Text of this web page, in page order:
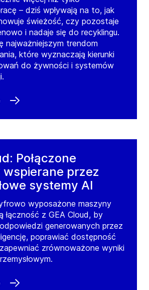
Kingdom
Kent
Court, Watermark, Velum
Kingdom Spalding
Springfield House
Camelgate, Spalding, Lincolnshire
177 571 9750
Cheshire
– dziś wpływają na to, jak
świeżość, czy pozostaje
i nadaje się do recyklingu.
najważniejszym trendom
które wyznaczają kierunki
do żywności i systemów
Połączone
wspierane przez
systemy AI
wyposażone maszyny
łączność z GEA Cloud, by
generowanych przez
poprawiać dostępność
zrównoważone wyniki